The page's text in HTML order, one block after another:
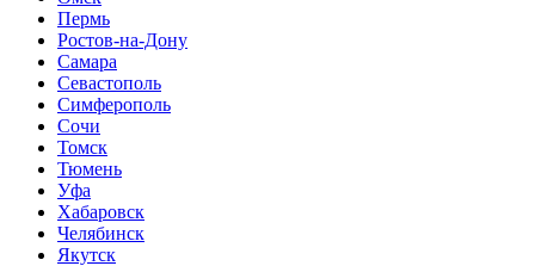
Пермь
Ростов-на-Дону
Самара
Севастополь
Симферополь
Сочи
Томск
Тюмень
Уфа
Хабаровск
Челябинск
Якутск